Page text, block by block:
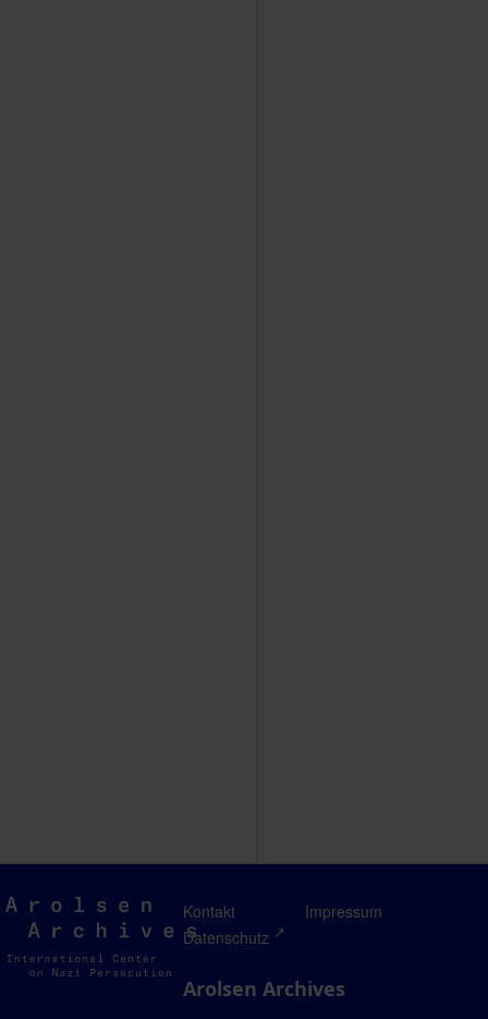
Arolsen
Archives
Kontakt
Impressum
Datenschutz
Arolsen Archives